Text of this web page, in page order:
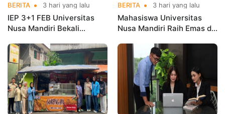
BERITA 3 hari yang lalu
IEP 3+1 FEB Universitas
Nusa Mandiri Bekali
Kerja Sebelum Lulus
BERITA 3 hari yang lalu
Mahasiswa Universitas
Nusa Mandiri Raih Emas di
Indonesia Open
Championships 2026